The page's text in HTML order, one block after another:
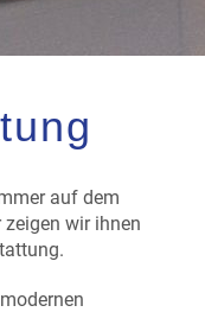
auf dem
wir ihnen